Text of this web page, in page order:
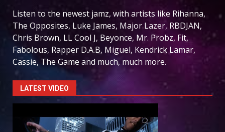
Listen to the newest jamz, with artists like Rihanna,
The Opposites, Luke James, Major Lazer, RBDJAN,
Chris Brown, LL Cool J, Beyonce, Mr. Probz, Fit,
Fabolous, Rapper D.A.B, Miguel, Kendrick Lamar,
Cassie, The Game and much, much more.
LATEST VIDEO